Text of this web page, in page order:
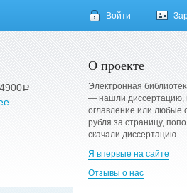
Войти
a
О проекте
Электронная
— нашли диссертацию,
оглавление или любые
рубля за страницу,
скачали диссертацию.
Я впервые на сайте
Отзывы о нас